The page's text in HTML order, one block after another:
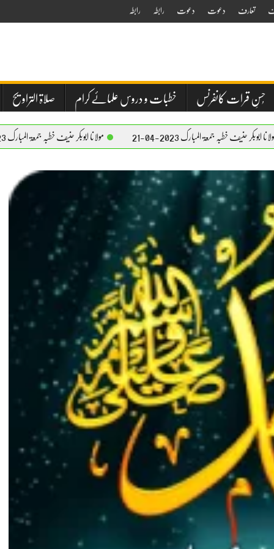
تعارف دعوت دعوت رابطہ رابطہ
حُسنِ قرات کانفرنس خطبات و دروس علمائے کرام صلاۃ التراویح
المبارک 2023-04-21 مولانا ابوبکر حنیف خطبہ جمعۃ المبارک 2023-04-21